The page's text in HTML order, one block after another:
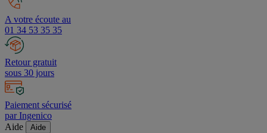
A votre écoute au
01 34 53 35 35
Retour gratuit
sous 30 jours
Paiement sécurisé
par Ingenico
Aide
Aide